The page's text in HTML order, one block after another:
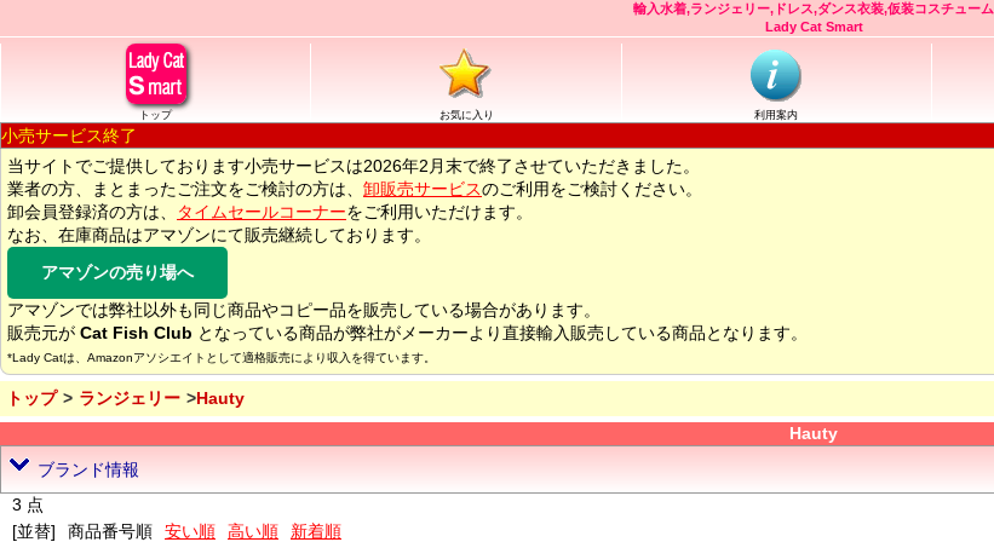
輸入水着,ランジェリー,ドレス,ダンス衣装,仮装コスチューム
Lady Cat Smart
トップ お気に入り 利用案内
小売サービス終了
当サイトでご提供しております小売サービスは2026年2月末で終了させていただきました。
業者の方、まとまったご注文をご検討の方は、 卸販売サービスのご利用をご検討ください。
卸会員登録済の方は、
タイムセールコーナーをご利用いただけます。
なお、在庫商品はアマゾンにて販売継続しております。
アマゾンの売り場へ
アマゾンでは弊社以外も同じ商品やコピー品を販売している場合があります。
販売元が Cat Fish Club となっている商品が弊社がメーカーより直接輸入販売している商品となります。
*Lady Catは、Amazonアソシエイトとして適格販売により収入を得ています。
トップ ランジェリー
Hauty
Hauty
ブランド情報
3 点
[並替]
商品番号順 安い順 高い順
新着順